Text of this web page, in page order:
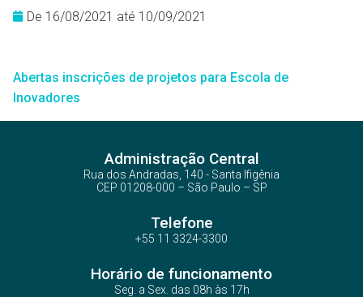
De 16/08/2021 até 10/09/2021
Abertas inscrições de projetos para Escola de
Inovadores
Administração Central
Rua dos Andradas, 140 - Santa Ifigênia
CEP 01208-000 – São Paulo – SP
Telefone
+55 11 3324-3300
Horário de funcionamento
Seg. a Sex. das 08h às 17h